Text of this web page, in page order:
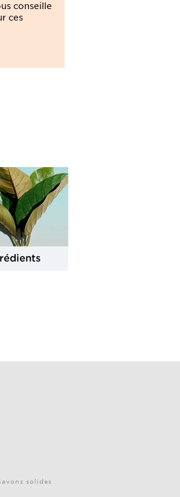
conseille
ces
solides